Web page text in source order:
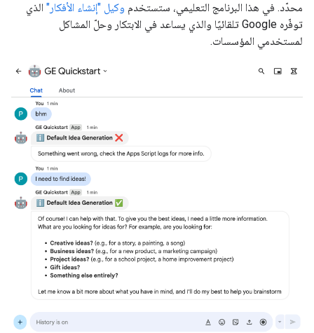
محدّد. في هذا البرنامج التعليمي، ستستخدم وكيل "إنشاء الأفكار" الذي
توفّره Google تلقائيًا والذي يساعد في الابتكار وحلّ المشاكل
لمستخدمي المؤسسات.